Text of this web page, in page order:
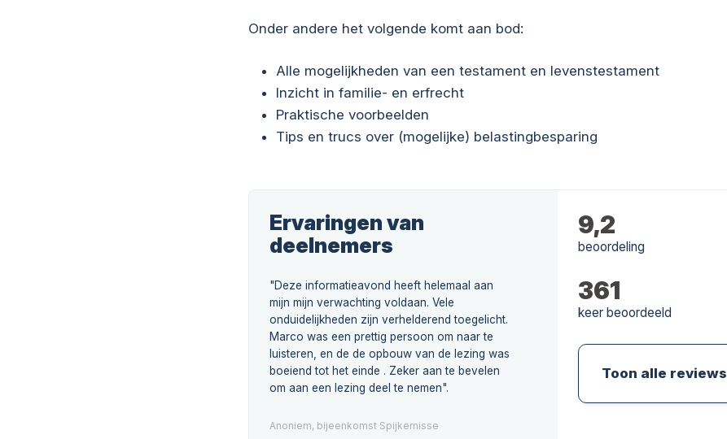
Onder andere het volgende komt aan bod:
Alle mogelijkheden van een testament en levenstestament
Inzicht in familie- en erfrecht
Praktische voorbeelden
Tips en trucs over (mogelijke) belastingbesparing
Ervaringen van
deelnemers
"Deze informatieavond heeft helemaal aan
mijn mijn verwachting voldaan. Vele
onduidelijkheden zijn verhelderend toegelicht.
Marco was een prettig persoon om naar te
luisteren, en de de opbouw van de lezing was
boeiend tot het einde . Zeker aan te bevelen
om aan een lezing deel te nemen".
Anoniem, bijeenkomst Spijkernisse
9,2
beoordeling
361
keer beoordeeld
Toon alle reviews